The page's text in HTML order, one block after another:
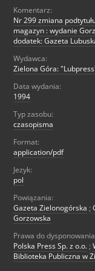
Komentarz:
Nr 299 zmiana
magazyn : wydanie
dodatek: Gazeta
Wydawca:
Zielona Góra:
Data wydania:
1994
Typ zasobu:
czasopisma
Format:
application/pdf
Jezyk:
pol
Powiązania:
Gazeta Zielonogórska ;
Gorzowska
Prawa do
Polska Press Sp. z o.o. ;
Biblioteka Publiczna w